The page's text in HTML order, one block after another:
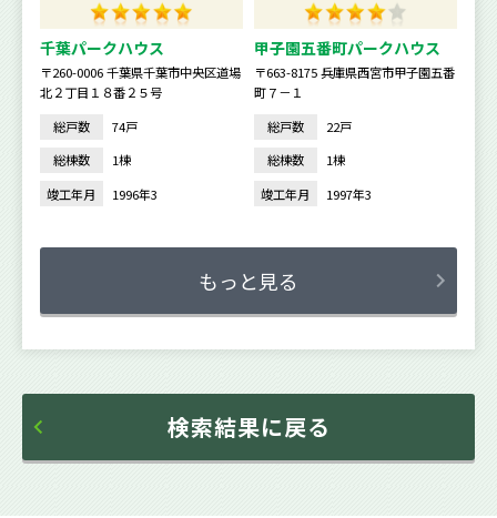
千葉パークハウス
〒260-0006 千葉県千葉市中央区道場
北２丁目１８番２５号
総戸数
74戸
総棟数
1棟
竣工年月
1996年3
甲子園五番町パークハウス
〒663-8175 兵庫県西宮市甲子園五番
町７－１
総戸数
22戸
総棟数
1棟
竣工年月
1997年3
もっと見る
検索結果に戻る